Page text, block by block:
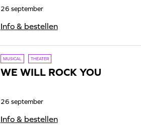
26 september
Info & bestellen
MUSICAL THEATER
WE WILL ROCK YOU
26 september
Info & bestellen